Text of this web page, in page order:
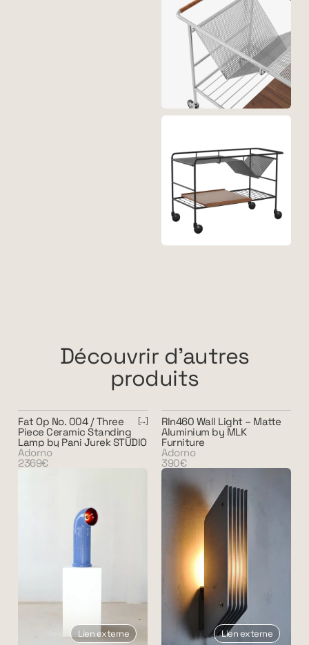
Découvrir d'autres
produits
Fat Op No. 004 / Three
Piece Ceramic Standing
Lamp by Pani Jurek STUDIO
Adorno
2369€
Lien externe
Rln460 Wall Light – Matte
Aluminium by MLK
Furniture
Adorno
390€
Lien externe